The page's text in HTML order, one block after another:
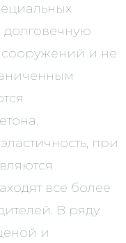
сооружений и не
при
все более
В ряду
и